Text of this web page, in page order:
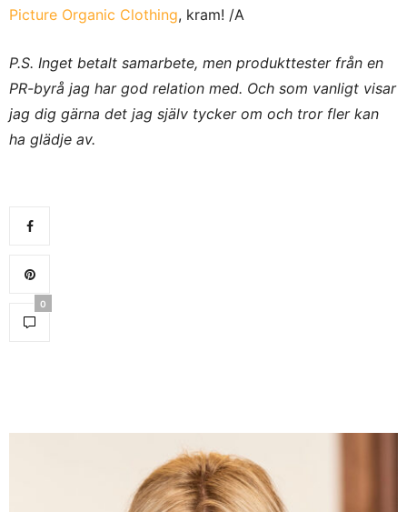
Picture Organic Clothing, kram! /A
P.S. Inget betalt samarbete, men produkttester från en
PR-byrå jag har god relation med. Och som vanligt visar
jag dig gärna det jag själv tycker om och tror fler kan
ha glädje av.
0